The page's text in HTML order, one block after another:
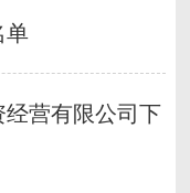
单
营有限公司下